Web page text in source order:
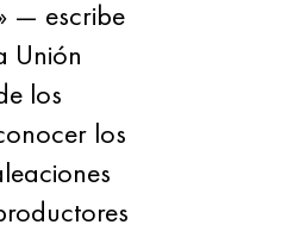
— escribe
Unión
los
los